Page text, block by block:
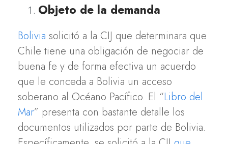
Objeto de la demanda
Bolivia solicitó a la CIJ que determinara que
Chile tiene una obligación de negociar de
buena fe y de forma efectiva un acuerdo
que le conceda a Bolivia un acceso
soberano al Océano Pacífico. El “Libro del
Mar” presenta con bastante detalle los
documentos utilizados por parte de Bolivia.